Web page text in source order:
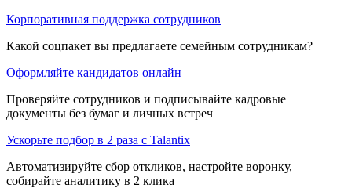
Корпоративная поддержка сотрудников
Какой соцпакет вы предлагаете семейным сотрудникам?
Оформляйте кандидатов онлайн
Проверяйте сотрудников и подписывайте кадровые
документы без бумаг и личных встреч
Ускорьте подбор в 2 раза с Talantix
Автоматизируйте сбор откликов, настройте воронку,
собирайте аналитику в 2 клика